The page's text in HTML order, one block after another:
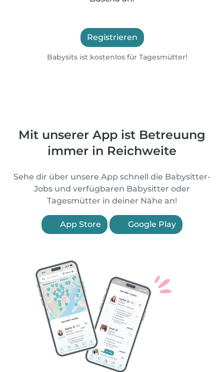
Registrieren
Babysits ist kostenlos für Tagesmütter!
Mit unserer App ist Betreuung
immer in Reichweite
Sehe dir über unsere App schnell die Babysitter-
Jobs und verfügbaren Babysitter oder
Tagesmütter in deiner Nähe an!
App Store Google Play